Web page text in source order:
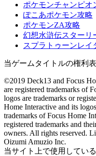
ポケモンチャンピオ
ぽこあポケモン攻略
ポケモンZA攻略
幻想水滸伝スターリ
スプラトゥーンレイ
当ゲームタイトルの権利
©2019 Deck13 and Focus
are registered trademarks of
logos are trademarks or
Home Interactive and its
trademarks of Focus Home
registered trademarks and
owners. All rights reserved.
Oizumi Amuzio Inc.
当サイト上で使用してい